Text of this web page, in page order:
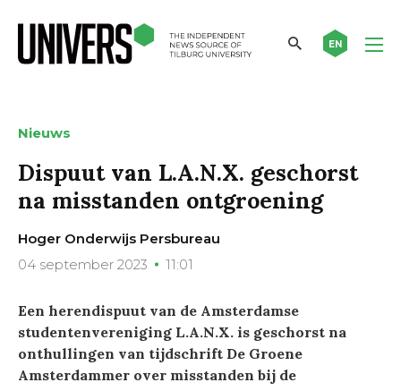
EN
Nieuws
Dispuut van L.A.N.X. geschorst
na misstanden ontgroening
Hoger Onderwijs Persbureau
04 september 2023
11:01
Een herendispuut van de Amsterdamse
studentenvereniging L.A.N.X. is geschorst na
onthullingen van tijdschrift De Groene
Amsterdammer over misstanden bij de